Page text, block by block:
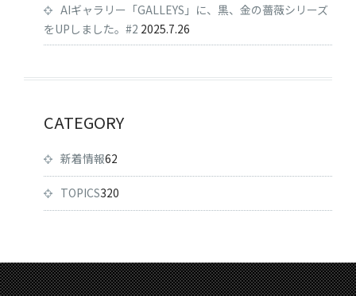
AIギャラリー「GALLEYS」に、黒、金の薔薇シリーズ
をUPしました。#2 2025.7.26
CATEGORY
新着情報62
TOPICS320